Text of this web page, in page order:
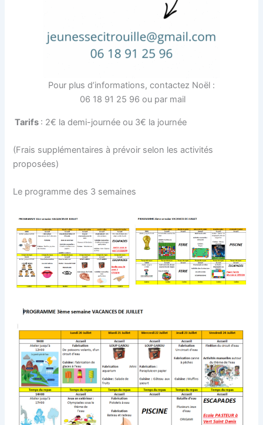
Pour plus d’informations, contactez Noël :
06 18 91 25 96 ou par mail
Tarifs : 2€ la demi-journée ou 3€ la journée
(Frais supplémentaires à prévoir selon les activités
proposées)
Le programme des 3 semaines